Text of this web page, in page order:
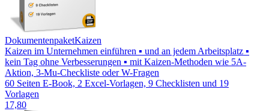
DokumentenpaketKaizen
Kaizen im Unternehmen einführen ▪ und an jedem Arbeitsplatz ▪
kein Tag ohne Verbesserungen ▪ mit Kaizen-Methoden wie 5A-
Aktion, 3-Mu-Checkliste oder W-Fragen
60 Seiten E-Book, 2 Excel-Vorlagen, 9 Checklisten und 19
Vorlagen
17,80